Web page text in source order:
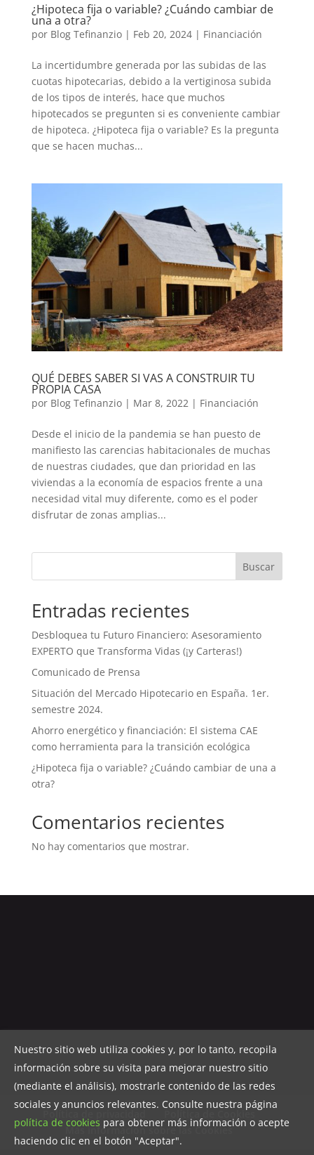
¿Hipoteca fija o variable? ¿Cuándo cambiar de
una a otra?
por Blog Tefinanzio| Feb 20, 2024| Financiación
La incertidumbre generada por las subidas de las
cuotas hipotecarias, debido a la vertiginosa subida
de los tipos de interés, hace que muchos
hipotecados se pregunten si es conveniente cambiar
de hipoteca. ¿Hipoteca fija o variable? Es la pregunta
que se hacen muchas...
QUÉ DEBES SABER SI VAS A CONSTRUIR TU
PROPIA CASA
por Blog Tefinanzio| Mar 8, 2022| Financiación
Desde el inicio de la pandemia se han puesto de
manifiesto las carencias habitacionales de muchas
de nuestras ciudades, que dan prioridad en las
viviendas a la economía de espacios frente a una
necesidad vital muy diferente, como es el poder
disfrutar de zonas amplias...
Buscar
Entradas recientes
Desbloquea tu Futuro Financiero: Asesoramiento
EXPERTO que Transforma Vidas (¡y Carteras!)
Comunicado de Prensa
Situación del Mercado Hipotecario en España. 1er.
semestre 2024.
Ahorro energético y financiación: El sistema CAE
como herramienta para la transición ecológica
¿Hipoteca fija o variable? ¿Cuándo cambiar de una a
otra?
Comentarios recientes
No hay comentarios que mostrar.
Política de privacidad
Política de Cookies
Más información sobre las Cookies
Nuestro sitio web utiliza cookies y, por lo tanto, recopila
información sobre su visita para mejorar nuestro sitio
(mediante el análisis), mostrarle contenido de las redes
sociales y anuncios relevantes. Consulte nuestra página
política de cookies para obtener más información o acepte
haciendo clic en el botón "Aceptar".